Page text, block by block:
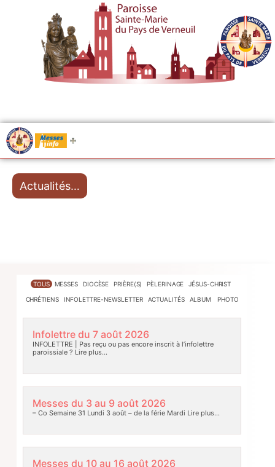
Messes
Actualités…
TOUS MESSES DIOCÈSE PRIÈRE(S) PÈLERINAGE JÉSUS-CHRIST
CHRÉTIENS INFOLETTRE-NEWSLETTER ACTUALITÉS ALBUM PHOTO
Infolettre du 7 août 2026
INFOLETTRE | Pas reçu ou pas encore inscrit à l’infolettre
paroissiale ? Lire plus…
Messes du 3 au 9 août 2026
– Co Semaine 31 Lundi 3 août – de la férie Mardi Lire plus…
Messes du 10 au 16 août 2026